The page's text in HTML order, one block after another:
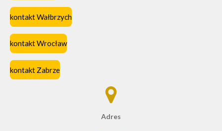
kontakt Wałbrzych
kontakt Wrocław
kontakt Zabrze
Adres